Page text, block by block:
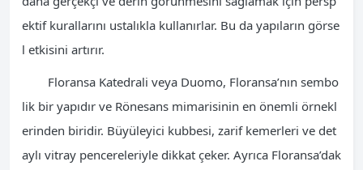
ektif kurallarını ustalıkla kullanırlar. Bu da yapıların görse
l etkisini artırır.
Floransa Katedrali veya Duomo, Floransa’nın sembo
lik bir yapıdır ve Rönesans mimarisinin en önemli örnekl
erinden biridir. Büyüleyici kubbesi, zarif kemerleri ve det
aylı vitray pencereleriyle dikkat çeker. Ayrıca Floransa’dak